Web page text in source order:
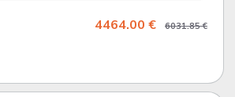
4464.00 € 6031.85 €